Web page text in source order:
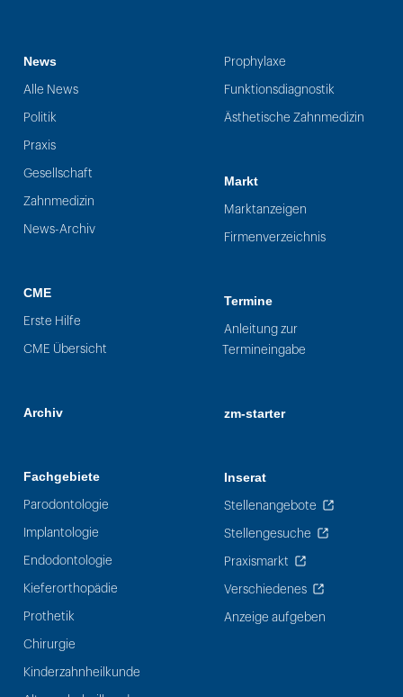
News
Alle News
Politik
Praxis
Gesellschaft
Zahnmedizin
News-Archiv
CME
Erste Hilfe
CME Übersicht
Archiv
Fachgebiete
Parodontologie
Implantologie
Endodontologie
Kieferorthopädie
Prothetik
Chirurgie
Kinderzahnheilkunde
Prophylaxe
Funktionsdiagnostik
Ästhetische Zahnmedizin
Markt
Marktanzeigen
Firmenverzeichnis
Termine
Anleitung zur
Termineingabe
zm-starter
Inserat
Stellenangebote
Stellengesuche
Praxismarkt
Verschiedenes
Anzeige aufgeben